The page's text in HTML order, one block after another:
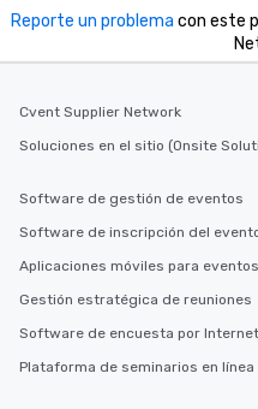
Reporte un problema con este
Cvent Supplier Network
Soluciones en el sitio (Onsite
Software de gestión de eventos
Software de inscripción del
Aplicaciones móviles para eventos
Gestión estratégica de reuniones
Software de encuesta por Internet
Plataforma de seminarios en línea